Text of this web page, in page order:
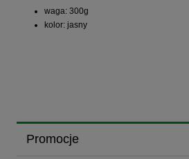
waga: 300g
kolor: jasny
Promocje